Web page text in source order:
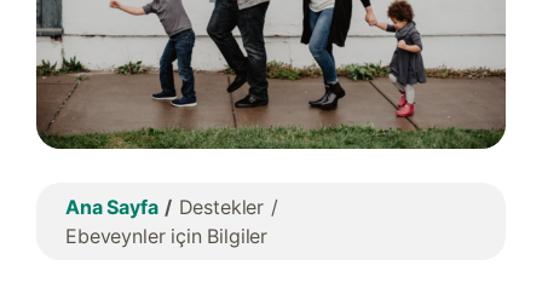
Ana Sayfa
Destekler
Ebeveynler için Bilgiler